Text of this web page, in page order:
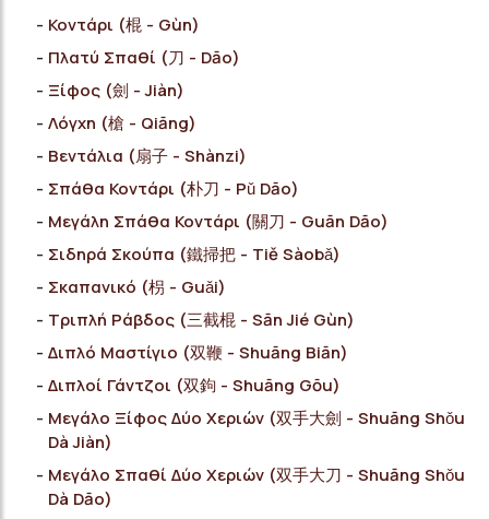
Κοντάρι (棍 - Gùn)
Πλατύ Σπαθί (刀 - Dāo)
Ξίφος (劍 - Jiàn)
Λόγχη (槍 - Qiāng)
Βεντάλια (扇子 - Shànzi)
Σπάθα Κοντάρι (朴刀 - Pǔ Dāo)
Μεγάλη Σπάθα Κοντάρι (關刀 - Guān Dāo)
Σιδηρά Σκούπα (鐵掃把 - Tiě Sàobǎ)
Σκαπανικό (枴 - Guǎi)
Τριπλή Ράβδος (三截棍 - Sān Jié Gùn)
Διπλό Μαστίγιο (双鞭 - Shuāng Biān)
Διπλοί Γάντζοι (双鉤 - Shuāng Gōu)
Μεγάλο Ξίφος Δύο Χεριών (双手大劍 - Shuāng Shǒu
Dà Jiàn)
Μεγάλο Σπαθί Δύο Χεριών (双手大刀 - Shuāng Shǒu
Dà Dāo)